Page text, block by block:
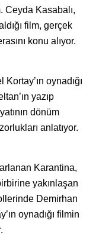
Ceyda Kasabalı,
film, gerçek
konu alıyor.
oynadığı
yazıp
dönüm
anlatıyor.
Karantina,
yakınlaşan
Demirhan
oynadığı filmin